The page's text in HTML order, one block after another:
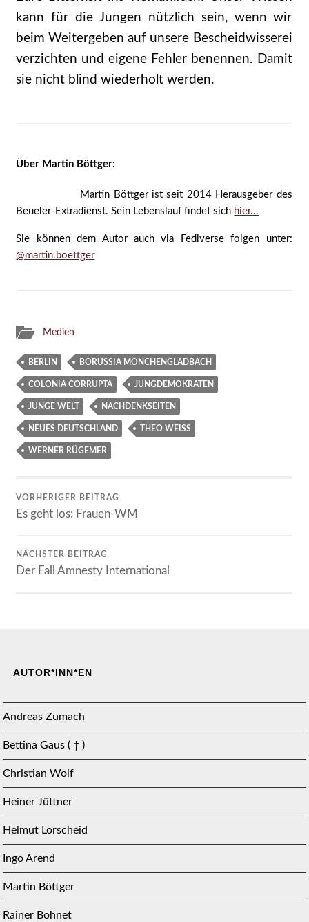
kann für die Jungen nützlich sein, wenn wir
beim Weitergeben auf unsere Bescheidwisserei
verzichten und eigene Fehler benennen. Damit
sie nicht blind wiederholt werden.
Über Martin Böttger:
Martin Böttger ist seit 2014 Herausgeber des
Beueler-Extradienst. Sein Lebenslauf findet sich hier...
Sie können dem Autor auch via Fediverse folgen unter:
@martin.boettger
Medien
BERLIN BORUSSIA MÖNCHENGLADBACH
COLONIA CORRUPTA JUNGDEMOKRATEN
JUNGE WELT NACHDENKSEITEN
NEUES DEUTSCHLAND THEO WEISS
WERNER RÜGEMER
VORHERIGER BEITRAG
Es geht los: Frauen-WM
NÄCHSTER BEITRAG
Der Fall Amnesty International
AUTOR*INN*EN
Andreas Zumach
Bettina Gaus ( † )
Christian Wolf
Heiner Jüttner
Helmut Lorscheid
Ingo Arend
Martin Böttger
Rainer Bohnet